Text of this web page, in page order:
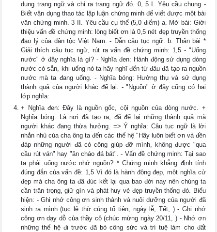
dụng trạng ngữ và chỉ ra trạng ngữ đó. 0, 5 I. Yêu cầu chung -
Biết vận dụng thao tác lập luận chứng minh để viết được một bài
văn chứng minh. 3 II. Yêu cầu cụ thể (5,0 điểm) a. Mở bài: Giới
thiệu vấn đề chứng minh: lòng biết ơn là 0,5 nét đẹp truyền thống
đạo lý của dân tộc Việt Nam. - Dẫn câu tục ngữ. b. Thân bài *
Giải thích câu tục ngữ, rút ra vấn đề chứng minh: 1,5 - "Uống
nước" ở đây nghĩa là gì? - Nghĩa đen: Hành động sử dụng dòng
nước có sẵn, khi uống nó ta hãy nghĩ đến từ đâu đã tạo ra nguồn
nước mà ta đang uống. - Nghĩa bóng: Hưởng thụ và sử dụng
thành quả của người khác để lại. - "Nguồn" ở đây cũng có hai
lớp nghĩa:
+ Nghĩa đen: Đây là nguồn gốc, cội nguồn của dòng nước. +
Nghĩa bóng: Là nơi đã tạo ra, đã để lại những thành quả mà
người khác đang thừa hưởng. => Ý nghĩa: Câu tục ngữ là lời
nhắn nhủ của cha ông ta đến các thế hệ "Hãy luôn biết ơn và đền
đáp những người đã có công giúp đỡ mình, không được "qua
cầu rút ván" hay "ăn cháo đá bát". - Vấn đề chứng minh: Tại sao
ta phải uống nước nhớ nguồn? * Chứng minh khẳng định tính
đúng đắn của vấn đề: 1,5 Vì đó là hành động đẹp, một nghĩa cử
đẹp mà cha ông ta đã đúc kết lại qua bao đời nay nên chúng ta
cần trân trọng, giữ gìn và phát huy vẻ đẹp truyền thống đó. Biểu
hiện: - Ghi nhớ công ơn sinh thành và nuôi dưỡng của người đã
sinh ra mình (tục lệ thờ cúng tổ tiên, ngày lễ, Tết, ) - Ghi nhớ
công ơn dạy dỗ của thầy cô (chúc mừng ngày 20/11, ) - Nhớ ơn
những thế hệ đi trước đã bỏ công sức và trí tuệ làm cho đất